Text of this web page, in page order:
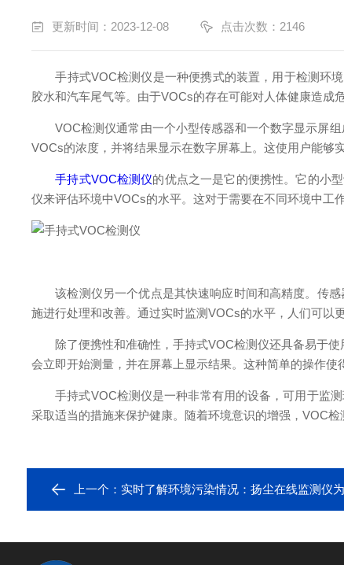
更新时间：2023-12-08 点击次数：2146
手持式VOC检测仪是一种便携式的装置，用于检测环境
胶水和汽车尾气等。由于VOCs的存在可能对人体健康造成
VOC检测仪通常由一个小型传感器和一个数字显示屏组
VOCs的浓度，并将结果显示在数字屏幕上。这使用户能够
手持式VOC检测仪的优点之一是它的便携性。它的小
仪来评估环境中VOCs的水平。这对于需要在不同环境中工
该检测仪另一个优点是其快速响应时间和高精度。传感
施进行处理和改善。通过实时监测VOCs的水平，人们可以
除了便携性和准确性，手持式VOC检测仪还具备易于使
会立即开始测量，并在屏幕上显示结果。这种简单的操作使
手持式VOC检测仪是一种非常有用的设备，可用于监测
采取适当的措施来保护健康。随着环境意识的增强，VOC
上一个： 实时了解环境污染情况：扬尘在线监测仪